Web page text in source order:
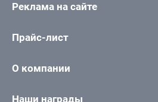
Реклама на сайте
Прайс-лист
О компании
Наши награды